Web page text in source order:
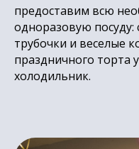
предоставим всю
одноразовую посуду:
трубочки и веселые
праздничного торта
холодильник.